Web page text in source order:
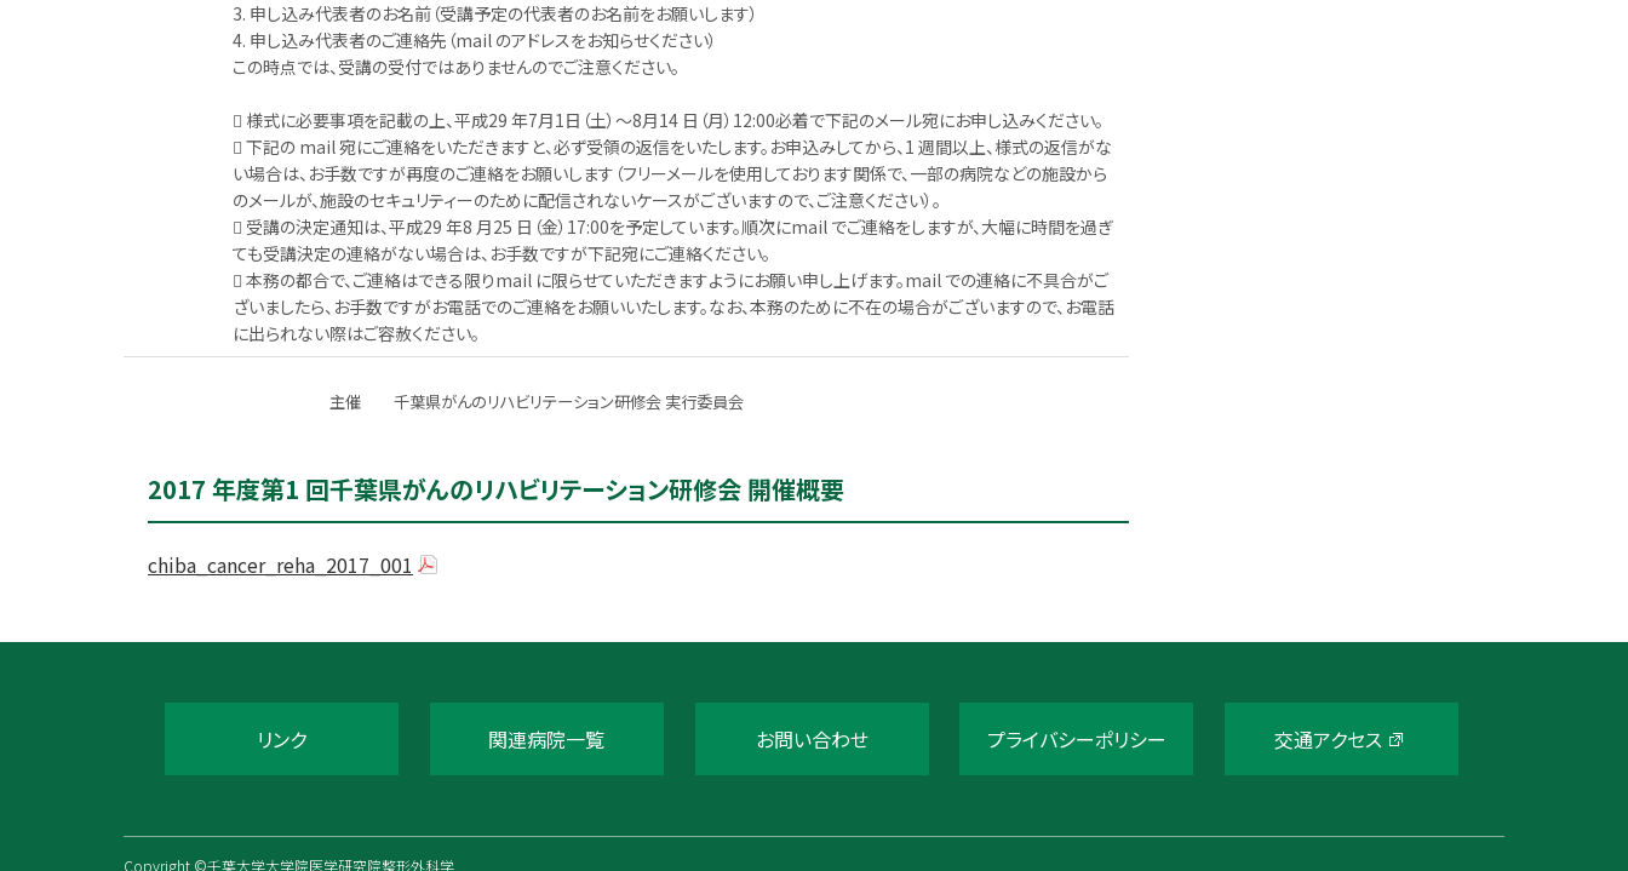
3. 申し込み代表者のお名前（受講予定の代表者のお名前をお願いします）
4. 申し込み代表者のご連絡先（mail のアドレスをお知らせください）
この時点では、受講の受付ではありませんのでご注意ください。
 様式に必要事項を記載の上、平成29 年7月1日（土）～8月14 日（月）12:00必着で下記のメール宛にお申し込みください。
 下記の mail 宛にご連絡をいただきますと、必ず受領の返信をいたします。お申込みしてから、1 週間以上、様式の返信がな
い場合は、お手数ですが再度のご連絡をお願いします（フリーメールを使用しております関係で、一部の病院などの施設から
のメールが、施設のセキュリティーのために配信されないケースがございますので、ご注意ください）。
 受講の決定通知は、平成29 年8 月25 日（金）17:00を予定しています。順次にmail でご連絡をしますが、大幅に時間を過ぎ
ても受講決定の連絡がない場合は、お手数ですが下記宛にご連絡ください。
 本務の都合で、ご連絡はできる限りmail に限らせていただきますようにお願い申し上げます。mail での連絡に不具合がご
ざいましたら、お手数ですがお電話でのご連絡をお願いいたします。なお、本務のために不在の場合がございますので、お電話
に出られない際はご容赦ください。
主催 千葉県がんのリハビリテーション研修会 実行委員会
2017 年度第1 回千葉県がんのリハビリテーション研修会 開催概要
chiba_cancer_reha_2017_001
リンク 関連病院一覧 お問い合わせ プライバシーポリシー 交通アクセス
Copyright ©千葉大学大学院医学研究院整形外科学